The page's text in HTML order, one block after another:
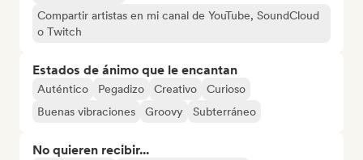
Compartir artistas en mi canal de YouTube, SoundCloud
o Twitch
Estados de ánimo que le encantan
Auténtico Pegadizo Creativo
Curioso
Buenas vibraciones
Groovy Subterráneo
No quieren recibir...